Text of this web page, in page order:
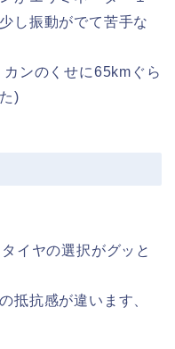
し振動がでて苦手な
ンのくせに65kmぐら
)
イヤの選択がグッと
抵抗感が違います、